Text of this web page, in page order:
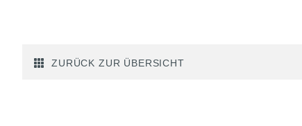
ZURÜCK ZUR ÜBERSICHT